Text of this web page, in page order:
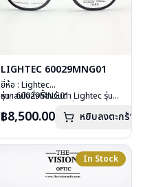
LIGHTEC 60029MNG01
ยี่ห้อ : Lightec
รุ่น : 60029MNG01
เลนส์ : Demo Lens
อุปกรณ์ : กล่องแว่น, ผ้าเช็ดแว่น
น้ำหนัก : 23 กรัม
การรับประกัน : 1 ปี
หากสนใจสั่งชื้อแว่นตา Lightec รุ่นอื่น
ติดต่อเราคลิก
฿8,500.00 หยิบลงตะกร้า
In Stock